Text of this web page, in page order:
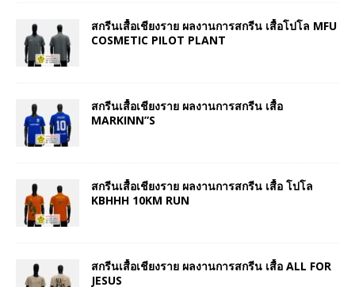
สกรีนเสื้อเชียงราย ผลงานการสกรีน เสื้อโปโล MFU
COSMETIC PILOT PLANT
สกรีนเสื้อเชียงราย ผลงานการสกรีน เสื้อ
MARKINN”S
สกรีนเสื้อเชียงราย ผลงานการสกรีน เสื้อ โปโล
KBHHH 10KM RUN
สกรีนเสื้อเชียงราย ผลงานการสกรีน เสื้อ ALL FOR
JESUS